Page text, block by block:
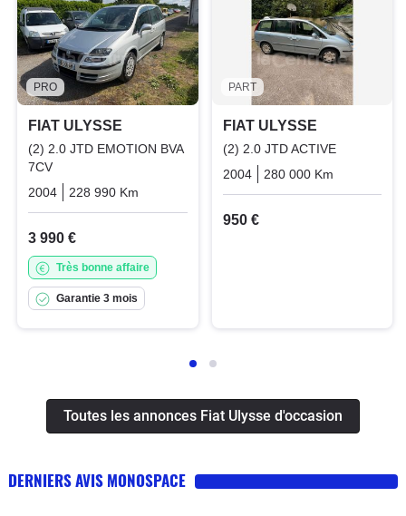
PRO
FIAT ULYSSE
(2) 2.0 JTD EMOTION BVA
7CV
2004
228 990 Km Diesel
3 990 €
Très bonne affaire
Garantie 3 mois
PART
FIAT ULYSSE
(2) 2.0 JTD ACTIVE
2004
280 000 Km
950 €
Toutes les annonces Fiat Ulysse d'occasion
DERNIERS AVIS MONOSPACE